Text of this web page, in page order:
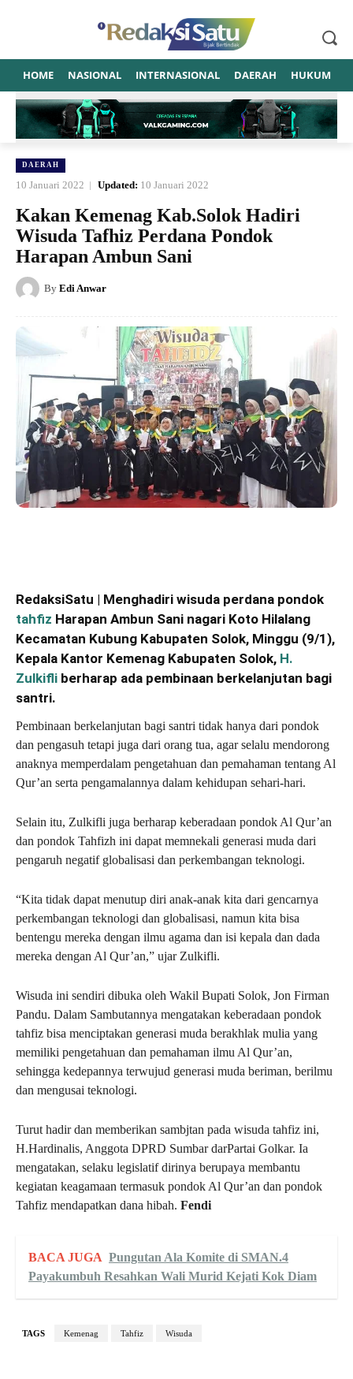
HOME NASIONAL INTERNASIONAL DAERAH HUKUM
DAERAH
10 Januari 2022 Updated: 10 Januari 2022
Kakan Kemenag Kab.Solok Hadiri
Wisuda Tafhiz Perdana Pondok
Harapan Ambun Sani
By Edi Anwar
RedaksiSatu | Menghadiri wisuda perdana pondok
tahfiz Harapan Ambun Sani nagari Koto Hilalang
Kecamatan Kubung Kabupaten Solok, Minggu (9/1),
Kepala Kantor Kemenag Kabupaten Solok, H.
Zulkifli berharap ada pembinaan berkelanjutan bagi
santri.
Pembinaan berkelanjutan bagi santri tidak hanya dari pondok
dan pengasuh tetapi juga dari orang tua, agar selalu mendorong
anaknya memperdalam pengetahuan dan pemahaman tentang Al
Qur’an serta pengamalannya dalam kehidupan sehari-hari.
Selain itu, Zulkifli juga berharap keberadaan pondok Al Qur’an
dan pondok Tahfizh ini dapat memnekali generasi muda dari
pengaruh negatif globalisasi dan perkembangan teknologi.
“Kita tidak dapat menutup diri anak-anak kita dari gencarnya
perkembangan teknologi dan globalisasi, namun kita bisa
bentengu mereka dengan ilmu agama dan isi kepala dan dada
mereka dengan Al Qur’an,” ujar Zulkifli.
Wisuda ini sendiri dibuka oleh Wakil Bupati Solok, Jon Firman
Pandu. Dalam Sambutannya mengatakan keberadaan pondok
tahfiz bisa menciptakan generasi muda berakhlak mulia yang
memiliki pengetahuan dan pemahaman ilmu Al Qur’an,
sehingga kedepannya terwujud generasi muda beriman, berilmu
dan mengusai teknologi.
Turut hadir dan memberikan sambjtan pada wisuda tahfiz ini,
H.Hardinalis, Anggota DPRD Sumbar darPartai Golkar. Ia
mengatakan, selaku legislatif dirinya berupaya membantu
kegiatan keagamaan termasuk pondok Al Qur’an dan pondok
Tahfiz mendapatkan dana hibah. Fendi
BACA JUGA Pungutan Ala Komite di SMAN.4
Payakumbuh Resahkan Wali Murid Kejati Kok Diam
TAGS Kemenag Tahfiz Wisuda